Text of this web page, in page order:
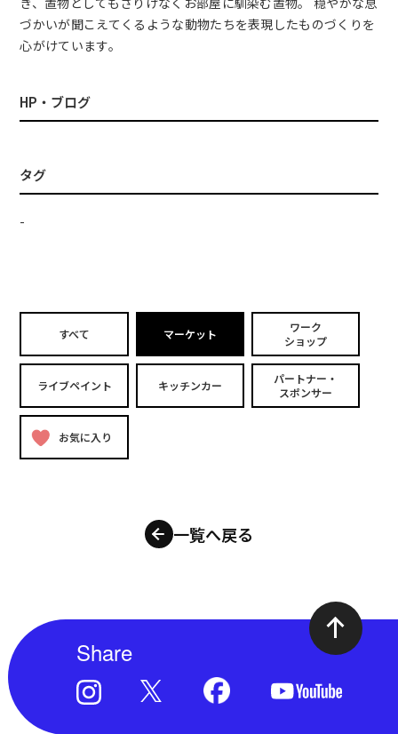
づかいが聞こえてくるような動物たちを表現したものづくりを
心がけています。
HP・ブログ
タグ
-
すべて マーケット
ワーク
ショップ
ライブペイント キッチンカー
パートナー・
スポンサー
お気に入り
一覧へ戻る
Share